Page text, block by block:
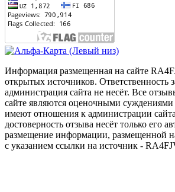
Информация размещенная на сайте
открытых источников. Ответственность
администрация сайта не несёт. Все
сайте являются оценочными суждениями
имеют отношения к администрации
достоверность отзыва несёт только его
размещение информации, размещенной
с указанием ссылки на источник -